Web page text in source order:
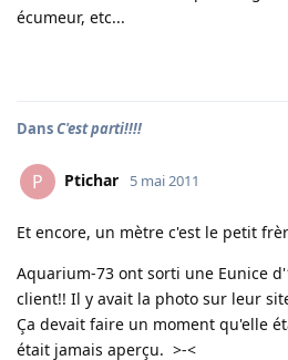
écumeur, etc...
DansC'est parti!!!!
P Ptichar 5 mai 2011
Et encore, un mètre c'est le petit
Aquarium-73 ont sorti une Eunice
client!! Il y avait la photo sur leur
Ça devait faire un moment qu'elle
était jamais aperçu. >-<